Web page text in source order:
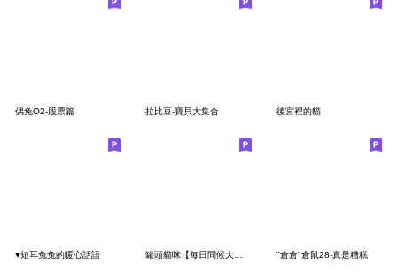
偶兔O2-股票篇 拉比豆-寶貝大集合 後宮裡的貓
♥短耳兔兔的暖心話語 "倉倉"倉鼠28-真是糟糕